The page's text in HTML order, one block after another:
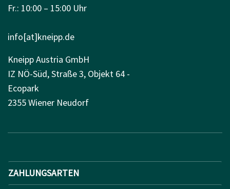
Fr.: 10:00 – 15:00 Uhr
info[at]kneipp.de
Kneipp Austria GmbH
IZ NÖ-Süd, Straße 3, Objekt 64 -
Ecopark
2355 Wiener Neudorf
ZAHLUNGSARTEN